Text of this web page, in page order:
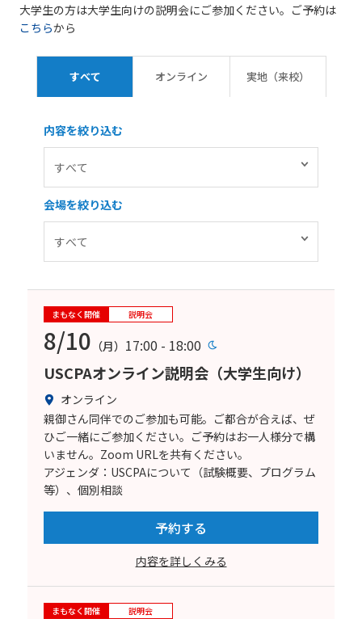
大学生の方は大学生向けの説明会にご参加ください。ご予約は
こちらから
すべて オンライン 実地（来校）
内容を絞り込む
会場を絞り込む
まもなく開催 説明会
8/10 （月） 17:00 - 18:00
USCPAオンライン説明会（大学生向け）
オンライン
親御さん同伴でのご参加も可能。ご都合が合えば、ぜ
ひご一緒にご参加ください。ご予約はお一人様分で構
いません。Zoom URLを共有ください。
アジェンダ：USCPAについて（試験概要、プログラム
等）、個別相談
予約する
内容を詳しくみる
まもなく開催 説明会